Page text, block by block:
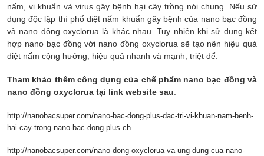
nấm, vi khuẩn và virus gây bệnh hại cây trồng nói chung. Nếu sử
dụng độc lập thì phổ diệt nấm khuẩn gây bệnh của nano bạc đồng
và nano đồng oxyclorua là khác nhau. Tuy nhiên khi sử dụng kết
hợp nano bạc đồng với nano đồng oxyclorua sẽ tạo nên hiệu quả
diệt nấm cộng hưởng, hiệu quả nhanh và mạnh, triệt để.
Tham khảo thêm công dụng của chế phẩm nano bạc đồng và
nano đồng oxyclorua tại link website sau:
http://nanobacsuper.com/nano-bac-dong-plus-dac-tri-vi-khuan-nam-benh-
hai-cay-trong-nano-bac-dong-plus-ch
http://nanobacsuper.com/nano-dong-oxyclorua-va-ung-dung-cua-nano-